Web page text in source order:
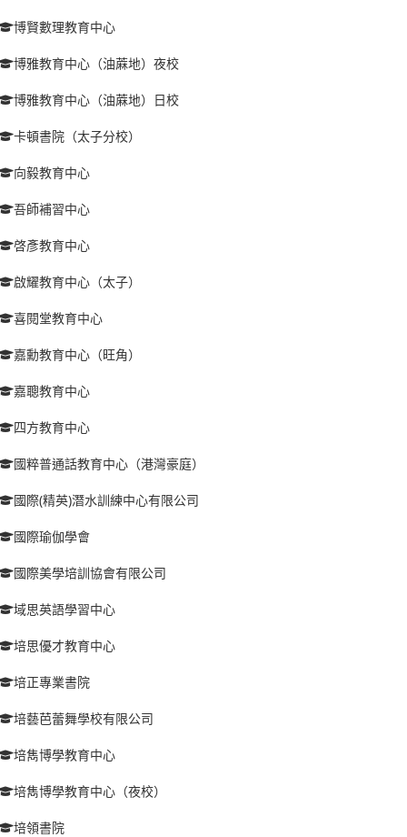
博賢數理教育中心
博雅教育中心（油蔴地）夜校
博雅教育中心（油蔴地）日校
卡頓書院（太子分校）
向毅教育中心
吾師補習中心
啓彥教育中心
啟耀教育中心（太子）
喜閱堂教育中心
嘉勳教育中心（旺角）
嘉聰教育中心
四方教育中心
國粹普通話教育中心（港灣豪庭）
國際(精英)潛水訓練中心有限公司
國際瑜伽學會
國際美學培訓協會有限公司
域思英語學習中心
培思優才教育中心
培正專業書院
培藝芭蕾舞學校有限公司
培雋博學教育中心
培雋博學教育中心（夜校）
培領書院